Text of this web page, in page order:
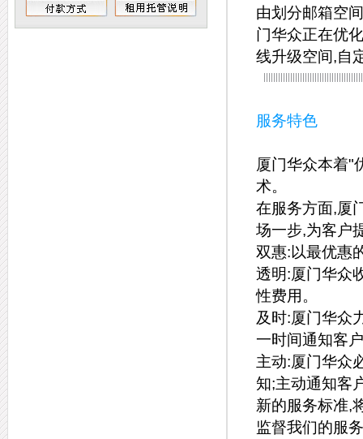
由划分邮箱空
门华众正在优
线升级空间,自
服务特色
厦门华众本着"
术。
在服务方面,厦
场一步,为客户
双惠:以最优惠
透明:厦门华众
性费用。
及时:厦门华众
一时间通知客
主动:厦门华众
知;主动通知客
新的服务标准,
监督我们的服